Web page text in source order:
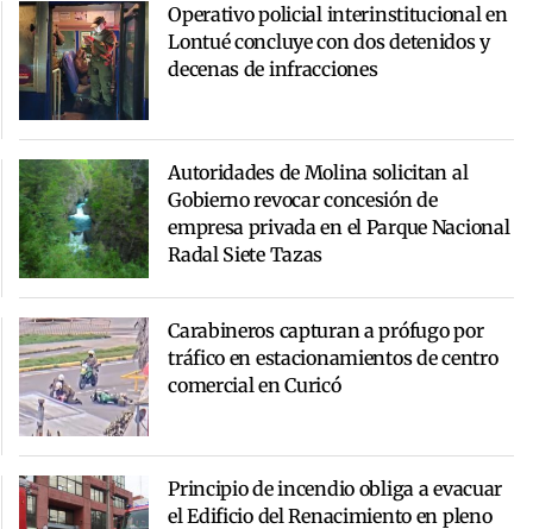
Operativo policial interinstitucional en
Lontué concluye con dos detenidos y
decenas de infracciones
Autoridades de Molina solicitan al
Gobierno revocar concesión de
empresa privada en el Parque Nacional
Radal Siete Tazas
Carabineros capturan a prófugo por
tráfico en estacionamientos de centro
comercial en Curicó
Principio de incendio obliga a evacuar
el Edificio del Renacimiento en pleno